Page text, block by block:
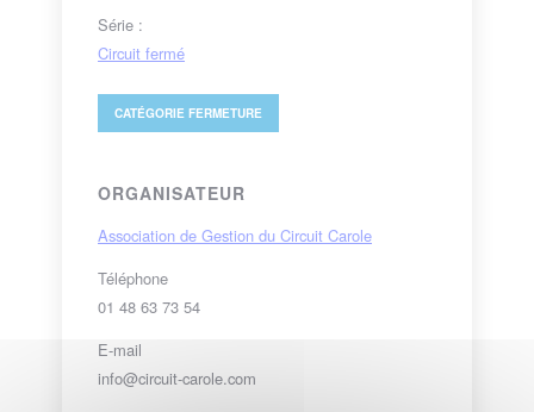
Série :
Circuit fermé
CATÉGORIEFERMETURE
ORGANISATEUR
Association de Gestion du Circuit Carole
Téléphone
01 48 63 73 54
E-mail
info@circuit-carole.com